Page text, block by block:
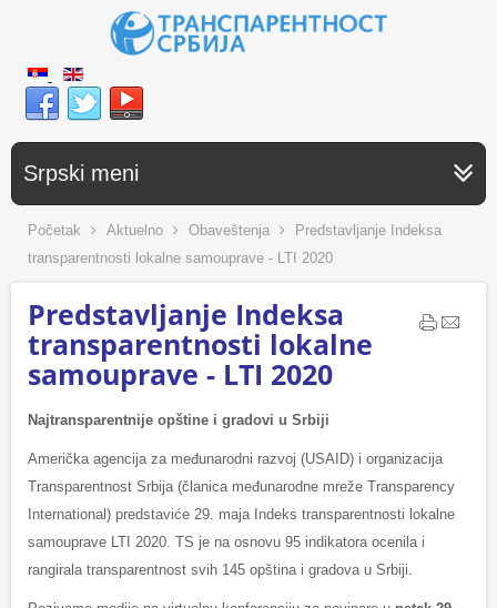
Srpski meni
Početak Aktuelno Obaveštenja
Predstavljanje Indeksa
transparentnosti lokalne samouprave - LTI 2020
Predstavljanje Indeksa
transparentnosti lokalne
samouprave - LTI 2020
Najtransparentnije opštine i gradovi u Srbiji
Američka agencija za međunarodni razvoj (USAID) i organizacija
Transparentnost Srbija (članica međunarodne mreže Transparency
International) predstaviće 29. maja Indeks transparentnosti lokalne
samouprave LTI 2020. TS je na osnovu 95 indikatora ocenila i
rangirala transparentnost svih 145 opština i gradova u Srbiji.